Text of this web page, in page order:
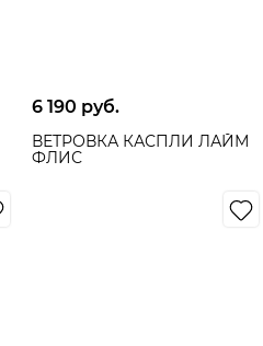
6 190 руб.
ВЕТРОВКА КАСПЛИ ЛАЙМ
ФЛИС